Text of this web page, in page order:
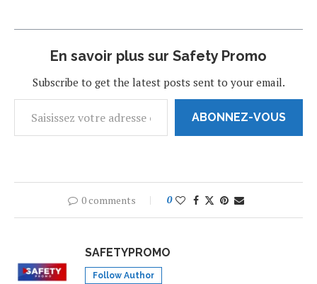
que la saison 4 de La Casa
En savoir plus sur Safety Promo
Subscribe to get the latest posts sent to your email.
ABONNEZ-VOUS
0 comments 0
SAFETYPROMO
Follow Author